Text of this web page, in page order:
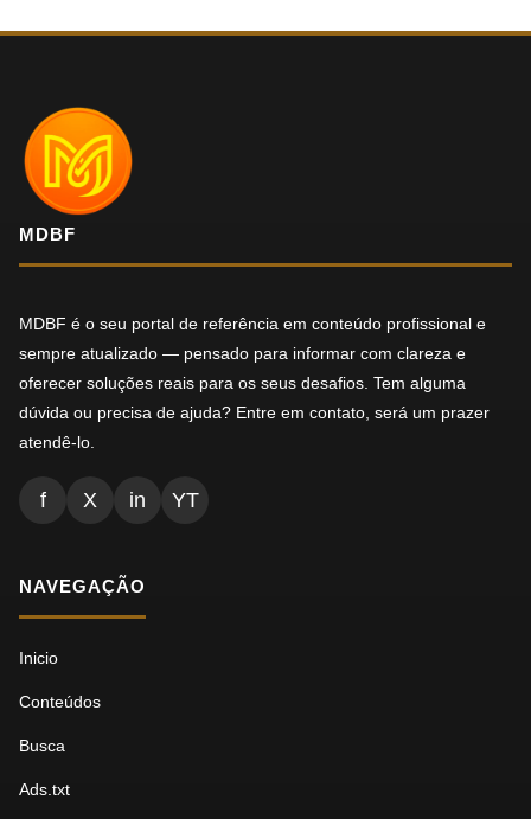
MDBF
MDBF é o seu portal de referência em conteúdo profissional e
sempre atualizado — pensado para informar com clareza e
oferecer soluções reais para os seus desafios. Tem alguma
dúvida ou precisa de ajuda? Entre em contato, será um prazer
atendê-lo.
f X in YT
NAVEGAÇÃO
Inicio
Conteúdos
Busca
Ads.txt